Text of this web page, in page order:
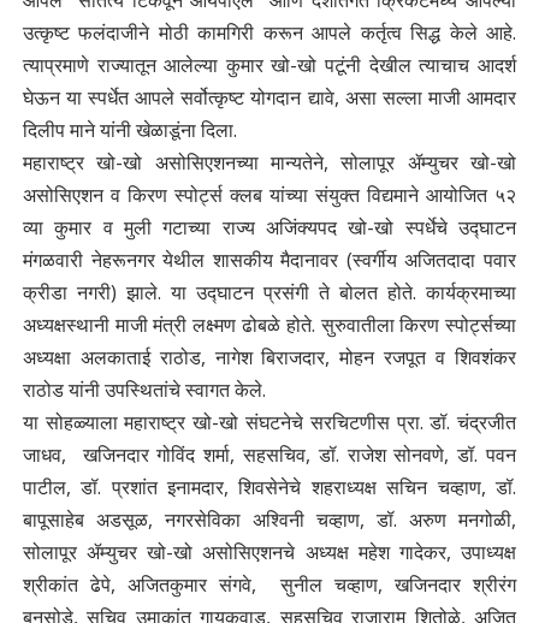
उत्कृष्ट फलंदाजीने मोठी कामगिरी करून आपले कर्तृत्व सिद्ध केले आहे.
त्याप्रमाणे राज्यातून आलेल्या कुमार खो-खो पटूंनी देखील त्याचाच आदर्श
घेऊन या स्पर्धेत आपले सर्वोत्कृष्ट योगदान द्यावे, असा सल्ला माजी आमदार
दिलीप माने यांनी खेळाडूंना दिला.
​महाराष्ट्र खो-खो असोसिएशनच्या मान्यतेने, सोलापूर ॲम्युचर खो-खो
असोसिएशन व किरण स्पोर्ट्स क्लब यांच्या संयुक्त विद्यमाने आयोजित ५२
व्या कुमार व मुली गटाच्या राज्य अजिंक्यपद खो-खो स्पर्धेचे उद्घाटन
मंगळवारी नेहरूनगर येथील शासकीय मैदानावर (स्वर्गीय अजितदादा पवार
क्रीडा नगरी) झाले. या उद्घाटन प्रसंगी ते बोलत होते. कार्यक्रमाच्या
अध्यक्षस्थानी माजी मंत्री लक्ष्मण ढोबळे होते. सुरुवातीला किरण स्पोर्ट्सच्या
अध्यक्षा अलकाताई राठोड, नागेश बिराजदार, मोहन रजपूत व शिवशंकर
राठोड यांनी उपस्थितांचे स्वागत केले.
​या सोहळ्याला महाराष्ट्र खो-खो संघटनेचे सरचिटणीस प्रा. डॉ. चंद्रजीत
जाधव, खजिनदार गोविंद शर्मा, सहसचिव, डॉ. राजेश सोनवणे, डॉ. पवन
पाटील, डॉ. प्रशांत इनामदार, शिवसेनेचे शहराध्यक्ष सचिन चव्हाण, डॉ.
बापूसाहेब अडसूळ, नगरसेविका अश्विनी चव्हाण, डॉ. अरुण मनगोळी,
सोलापूर ॲम्युचर खो-खो असोसिएशनचे अध्यक्ष महेश गादेकर, उपाध्यक्ष
श्रीकांत ढेपे, अजितकुमार संगवे, सुनील चव्हाण, खजिनदार श्रीरंग
बनसोडे, सचिव उमाकांत गायकवाड, सहसचिव राजाराम शितोळे, अजित